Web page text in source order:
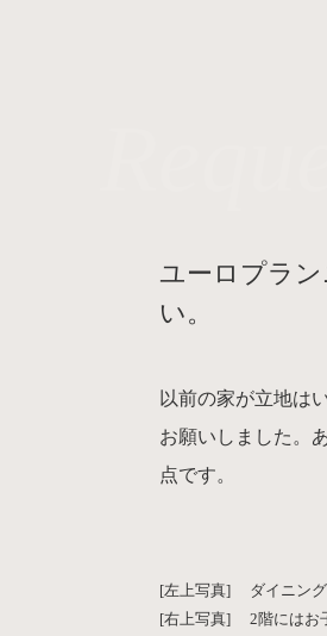
ユーロプラ
い。
以前の家が立地は
お願いしました。
点です。
[左上写真] ダイニング
[右上写真] 2階にはお